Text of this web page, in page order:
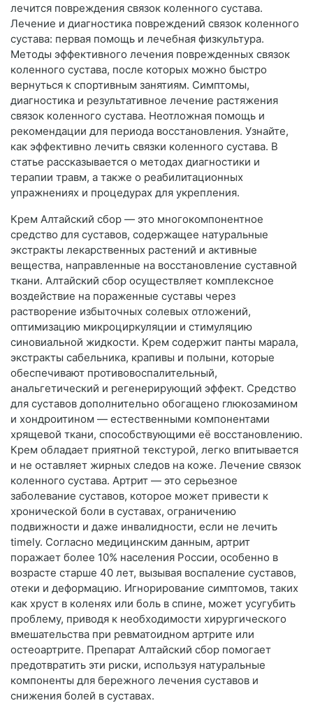
лечится повреждения связок коленного сустава.
Лечение и диагностика повреждений связок коленного
сустава: первая помощь и лечебная физкультура.
Методы эффективного лечения поврежденных связок
коленного сустава, после которых можно быстро
вернуться к спортивным занятиям. Симптомы,
диагностика и результативное лечение растяжения
связок коленного сустава. Неотложная помощь и
рекомендации для периода восстановления. Узнайте,
как эффективно лечить связки коленного сустава. В
статье рассказывается о методах диагностики и
терапии травм, а также о реабилитационных
упражнениях и процедурах для укрепления.
Крем Алтайский сбор — это многокомпонентное
средство для суставов, содержащее натуральные
экстракты лекарственных растений и активные
вещества, направленные на восстановление суставной
ткани. Алтайский сбор осуществляет комплексное
воздействие на пораженные суставы через
растворение избыточных солевых отложений,
оптимизацию микроциркуляции и стимуляцию
синовиальной жидкости. Крем содержит панты марала,
экстракты сабельника, крапивы и полыни, которые
обеспечивают противовоспалительный,
анальгетический и регенерирующий эффект. Средство
для суставов дополнительно обогащено глюкозамином
и хондроитином — естественными компонентами
хрящевой ткани, способствующими её восстановлению.
Крем обладает приятной текстурой, легко впитывается
и не оставляет жирных следов на коже. Лечение связок
коленного сустава. Артрит — это серьезное
заболевание суставов, которое может привести к
хронической боли в суставах, ограничению
подвижности и даже инвалидности, если не лечить
timely. Согласно медицинским данным, артрит
поражает более 10% населения России, особенно в
возрасте старше 40 лет, вызывая воспаление суставов,
отеки и деформацию. Игнорирование симптомов, таких
как хруст в коленях или боль в спине, может усугубить
проблему, приводя к необходимости хирургического
вмешательства при ревматоидном артрите или
остеоартрите. Препарат Алтайский сбор помогает
предотвратить эти риски, используя натуральные
компоненты для бережного лечения суставов и
снижения болей в суставах.